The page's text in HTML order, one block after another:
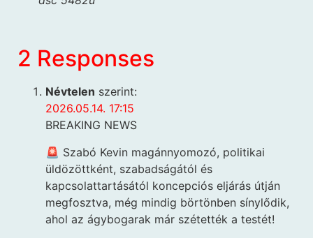
2 Responses
Névtelen szerint:
2026.05.14. 17:15
BREAKING NEWS
🚨 Szabó Kevin magánnyomozó, politikai
üldözöttként, szabadságától és
kapcsolattartásától koncepciós eljárás útján
megfosztva, még mindig börtönben sínylődik,
ahol az ágybogarak már szétették a testét!